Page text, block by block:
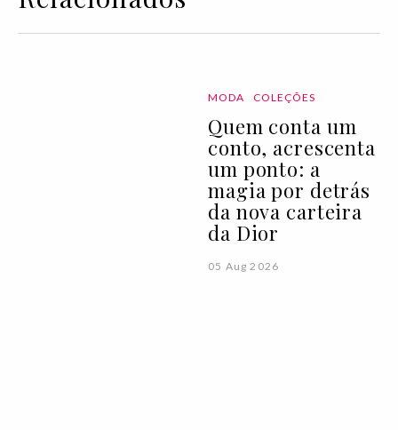
MODA COLEÇÕES
Quem conta um
conto, acrescenta
um ponto: a
magia por detrás
da nova carteira
da Dior
05 Aug 2026